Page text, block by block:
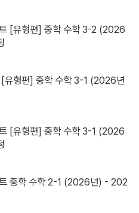
[유형편] 중학 수학 3-2 (2026
유형편] 중학 수학 3-1 (2026년
[유형편] 중학 수학 3-1 (2026
중학 수학 2-1 (2026년) - 202